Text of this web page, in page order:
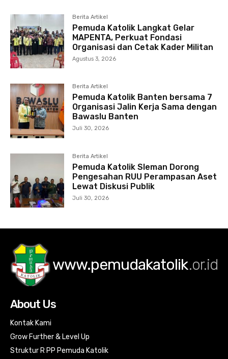
Berita Artikel
Pemuda Katolik Langkat Gelar
MAPENTA, Perkuat Fondasi
Organisasi dan Cetak Kader Militan
Agustus 3, 2026
Berita Artikel
Pemuda Katolik Banten bersama 7
Organisasi Jalin Kerja Sama dengan
Bawaslu Banten
Juli 30, 2026
Berita Artikel
Pemuda Katolik Sleman Dorong
Pengesahan RUU Perampasan Aset
Lewat Diskusi Publik
Juli 30, 2026
www.pemudakatolik.or.id
About Us
Kontak Kami
Grow Further & Level Up
Struktur R PP Pemuda Katolik